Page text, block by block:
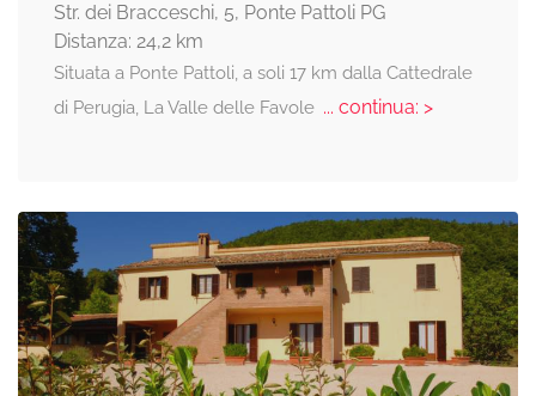
Str. dei Bracceschi, 5, Ponte Pattoli PG
Distanza: 24,2 km
Situata a Ponte Pattoli, a soli 17 km dalla Cattedrale
di Perugia, La Valle delle Favole... continua: >